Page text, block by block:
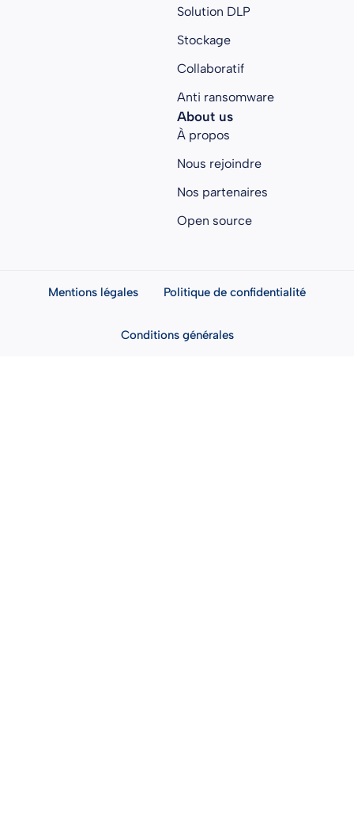
Solution DLP
Stockage
Collaboratif
Anti ransomware
About us
À propos
Nous rejoindre
Nos partenaires
Open source
Mentions légales Politique de confidentialité
Conditions générales